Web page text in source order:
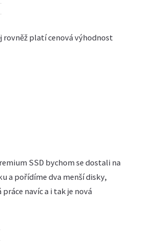
rovněž platí cenová výhodnost
SSD bychom se dostali na
a pořídíme dva menší disky,
navíc a i tak je nová